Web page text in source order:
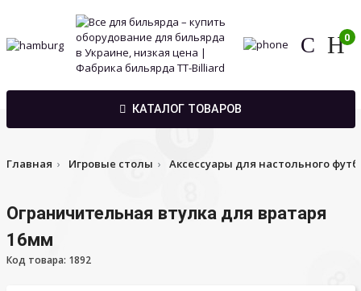
0
КАТАЛОГ ТОВАРОВ
Главная Игровые столы Аксессуары для настольного
Ограничительная втулка для вратаря
16мм
Код товара: 1892